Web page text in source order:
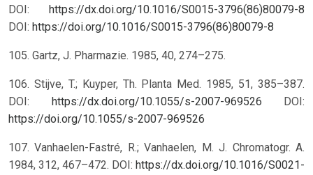
DOI: https://dx.doi.org/10.1016/S0015-3796(86)80079-8
DOI: https://doi.org/10.1016/S0015-3796(86)80079-8
105. Gartz, J. Pharmazie. 1985, 40, 274–275.
106. Stijve, T.; Kuyper, Th. Planta Med. 1985, 51, 385–387.
DOI: https://dx.doi.org/10.1055/s-2007-969526
DOI:
https://doi.org/10.1055/s-2007-969526
107. Vanhaelen-Fastré, R.; Vanhaelen, M. J. Chromatogr. A.
1984, 312, 467–472. DOI: https://dx.doi.org/10.1016/S0021-